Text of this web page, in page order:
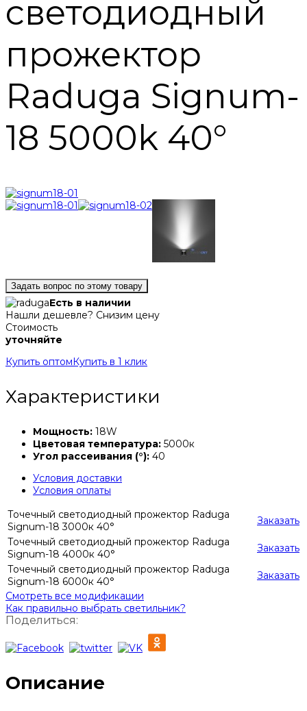
светодиодный
прожектор
Raduga Signum-
18 5000k 40°
Задать вопрос по этому товару
Есть в наличии
Нашли дешевле? Снизим цену
Стоимость
уточняйте
Купить оптом Купить в 1 клик
Характеристики
Мощность: 18W
Цветовая температура: 5000к
Угол рассеивания (°): 40
Условия доставки
Условия оплаты
Точечный светодиодный прожектор Raduga
Signum-18 3000к 40°
Заказать
Точечный светодиодный прожектор Raduga
Signum-18 4000к 40°
Заказать
Точечный светодиодный прожектор Raduga
Signum-18 6000к 40°
Заказать
Смотреть все модификации
Как правильно выбрать светильник?
Поделиться:
Описание